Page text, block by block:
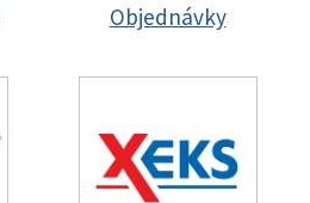
Objednávky